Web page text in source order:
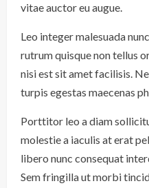
vitae auctor eu augue.
Leo integer malesuada
rutrum quisque non tellus
nisi est sit amet facilisis.
turpis egestas maecenas
Porttitor leo a diam
molestie a iaculis at erat
libero nunc consequat
Sem fringilla ut morbi